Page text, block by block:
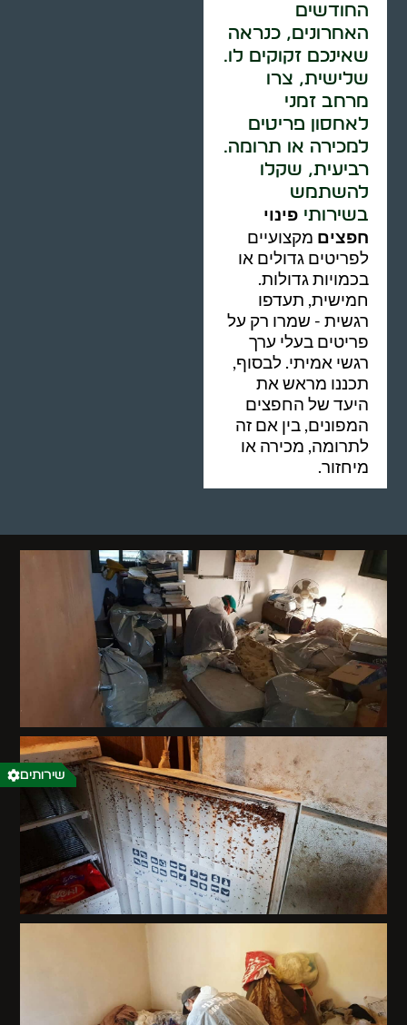
החודשים
האחרונים, כנראה
שאינכם זקוקים לו.
שלישית, צרו
מרחב זמני
לאחסון פריטים
למכירה או תרומה.
רביעית, שקלו
להשתמש
בשירותיפינוי
חפצים מקצועיים
לפריטים גדולים או
בכמויות גדולות.
חמישית, תעדפו
רגשית - שמרו רק על
פריטים בעלי ערך
רגשי אמיתי. לבסוף,
תכננו מראש את
היעד של החפצים
המפונים, בין אם זה
לתרומה, מכירה או
מיחזור.
שירותים